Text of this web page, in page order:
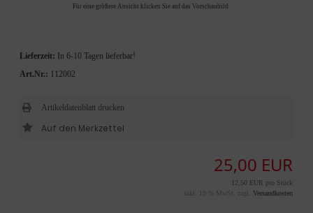
Für eine größere Ansicht klicken Sie auf das Vorschaubild
Lieferzeit:
In 6-10 Tagen lieferbar!
Art.Nr.: 112002
Artikeldatenblatt drucken
25,00 EUR
12,50 EUR pro Stück
inkl. 19 % MwSt. zzgl. Versandkosten